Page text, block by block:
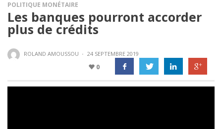
POLITIQUE MONÉTAIRE
Les banques pourront accorder
plus de crédits
ROLAND AMOUSSOU · 24 SEPTEMBRE 2019
0